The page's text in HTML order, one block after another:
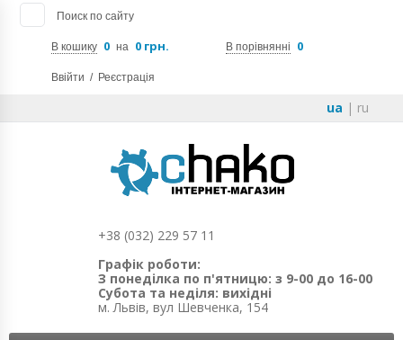
Поиск по сайту
В кошику 0 на 0 грн. В порівнянні 0
Ввійти / Реєстрація
ua | ru
+38 (032) 229 57 11
Графік роботи:
З понеділка по п'ятницю: з 9-00 до 16-00
Субота та неділя: вихідні
м. Львів, вул Шевченка, 154